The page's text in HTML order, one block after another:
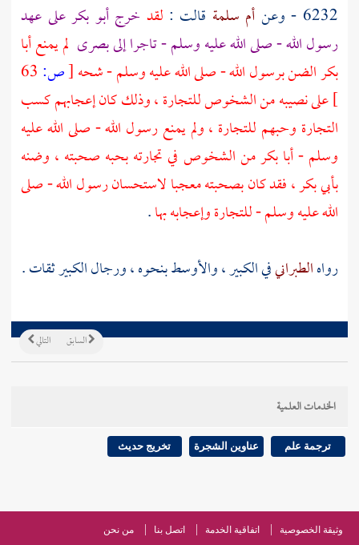
6232 - وعن أم سلمة قالت : لقد خرجأبو بكرعلى عهد
رسول الله - صلى الله عليه وسلم - تاجرا إلىبصرى لم يمنعأبا
بكرالضن برسول الله - صلى الله عليه وسلم - شحه[ص: 63
]على نصيبه من الشخوص للتجارة ، وذلك كان إعجابهم كسب
التجارة وحبهم للتجارة ، ولم يمنع رسول الله - صلى الله عليه
وسلم -أبا بكرمن الشخوص في تجارته بحبه صحبته ، وضنه
بأبي بكر، فقد كان بصحبته معجبا لاستحسان رسول الله - صلى
الله عليه وسلم - للتجارة وإعجابه بها.
رواهالطبرانيفي الكبير ، والأوسط بنحوه ، ورجال الكبير ثقات .
التالي السابق
الخدمات العلمية
ترجمة علم عناوين الشجرة تخريج حديث
وثيقة الخصوصية اتفاقية الخدمة اتصل بنا من نحن